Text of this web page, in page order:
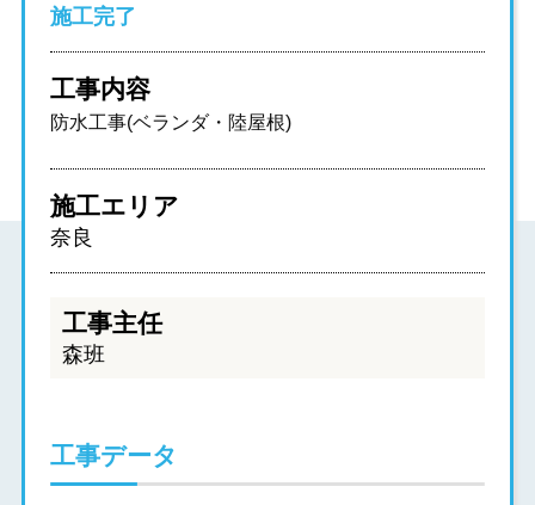
施工完了
工事内容
防水工事(ベランダ・陸屋根)
施工エリア
奈良
工事主任
森班
工事データ